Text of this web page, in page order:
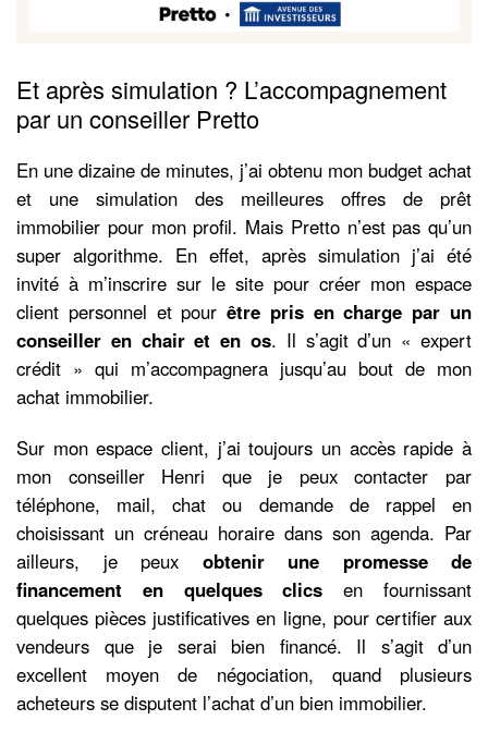
Et après simulation ? L’accompagnement
par un conseiller Pretto
En une dizaine de minutes, j’ai obtenu mon budget achat
et une simulation des meilleures offres de prêt
immobilier pour mon profil. Mais Pretto n’est pas qu’un
super algorithme. En effet, après simulation j’ai été
invité à m’inscrire sur le site pour créer mon espace
client personnel et pourêtre pris en charge par un
conseiller en chair et en os. Il s’agit d’un « expert
crédit » qui m’accompagnera jusqu’au bout de mon
achat immobilier.
Sur mon espace client, j’ai toujours un accès rapide à
mon conseiller Henri que je peux contacter par
téléphone, mail, chat ou demande de rappel en
choisissant un créneau horaire dans son agenda. Par
ailleurs, je peux obtenir une promesse de
financement en quelques clics en fournissant
quelques pièces justificatives en ligne, pour certifier aux
vendeurs que je serai bien financé. Il s’agit d’un
excellent moyen de négociation, quand plusieurs
acheteurs se disputent l’achat d’un bien immobilier.